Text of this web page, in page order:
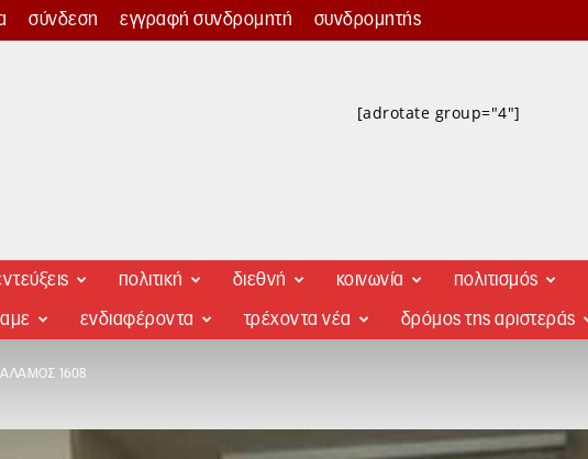
σύνδεση εγγραφή συνδρομητή συνδρομητής
[adrotate group="4"]
πολιτική διεθνή κοινωνία πολιτισμός
ενδιαφέροντα τρέχοντα νέα δρόμος της αριστεράς
1608